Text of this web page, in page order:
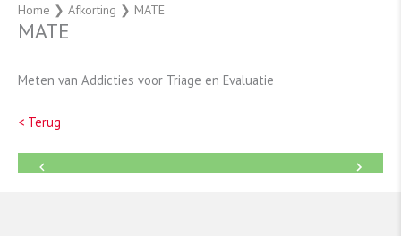
Home ❯ Afkorting ❯ MATE
MATE
Meten van Addicties voor Triage en Evaluatie
< Terug
→
←